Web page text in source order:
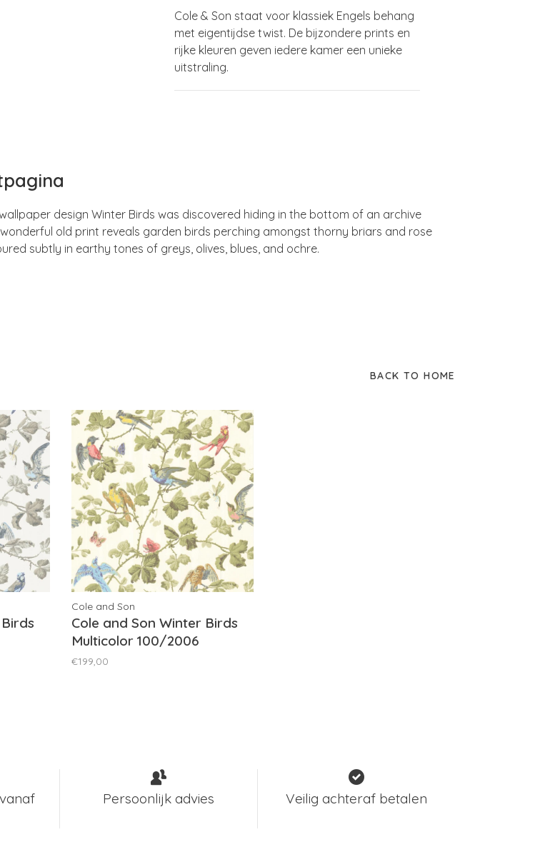
Cole & Son staat voor klassiek Engels behang
met eigentijdse twist. De bijzondere prints en
rijke kleuren geven iedere kamer een unieke
uitstraling.
design Winter Birds was discovered hiding in the bottom of an archive
wonderful old print reveals garden birds perching amongst thorny briars and rose
subtly in earthy tones of greys, olives, blues, and ochre.
BACK TO HOME
Cole and Son
Cole and Son Winter Birds
Multicolor 100/2006
€199,00
Persoonlijk advies Veilig achteraf betalen